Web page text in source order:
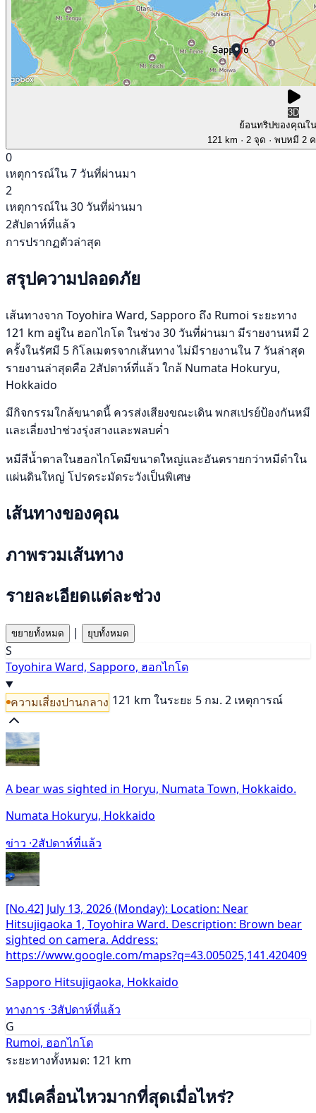
3D
ย้อนทริปของคุณใ
121 km · 2 จุด · พบหมี 2
0
เหตุการณ์ใน 7 วันที่ผ่านมา
2
เหตุการณ์ใน 30 วันที่ผ่านมา
2สัปดาห์ที่แล้ว
การปรากฏตัวล่าสุด
สรุปความปลอดภัย
เส้นทางจาก Toyohira Ward, Sapporo ถึง Rumoi ระยะทาง
121 km อยู่ใน ฮอกไกโด ในช่วง 30 วันที่ผ่านมา มีรายงานหมี 2
ครั้งในรัศมี 5 กิโลเมตรจากเส้นทาง ไม่มีรายงานใน 7 วันล่าสุด
รายงานล่าสุดคือ 2สัปดาห์ที่แล้ว ใกล้ Numata Hokuryu,
Hokkaido
มีกิจกรรมใกล้ขนาดนี้ ควรส่งเสียงขณะเดิน พกสเปรย์ป้องกันหมี
และเลี่ยงป่าช่วงรุ่งสางและพลบค่ำ
หมีสีน้ำตาลในฮอกไกโดมีขนาดใหญ่และอันตรายกว่าหมีดำใน
แผ่นดินใหญ่ โปรดระมัดระวังเป็นพิเศษ
เส้นทางของคุณ
ภาพรวมเส้นทาง
รายละเอียดแต่ละช่วง
ขยายทั้งหมด | ยุบทั้งหมด
S
Toyohira Ward, Sapporo, ฮอกไกโด
ความเสี่ยงปานกลาง 121 km ในระยะ 5 กม. 2 เหตุการณ์
A bear was sighted in Horyu, Numata Town, Hokkaido.
Numata Hokuryu, Hokkaido
ข่าว ·2สัปดาห์ที่แล้ว
[No.42] July 13, 2026 (Monday): Location: Near
Hitsujigaoka 1, Toyohira Ward. Description: Brown bear
sighted on camera. Address:
https://www.google.com/maps?q=43.005025,141.420409
Sapporo Hitsujigaoka, Hokkaido
ทางการ ·3สัปดาห์ที่แล้ว
G
Rumoi, ฮอกไกโด
ระยะทางทั้งหมด: 121 km
หมีเคลื่อนไหวมากที่สุดเมื่อไหร่?